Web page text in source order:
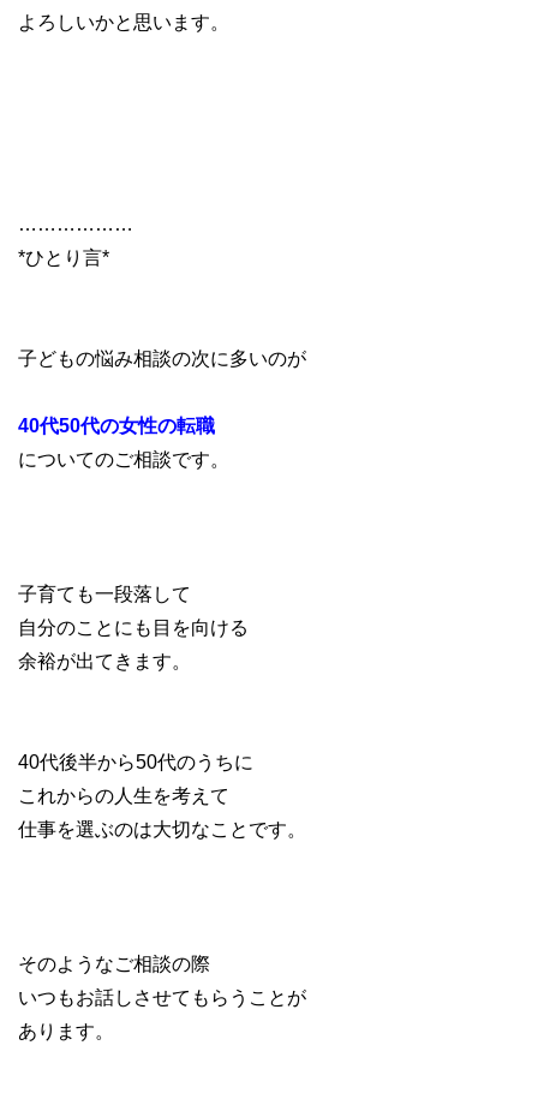
よろしいかと思います。
………………
*ひとり言*
子どもの悩み相談の次に多いのが
40代50代の女性の転職
についてのご相談です。
子育ても一段落して
自分のことにも目を向ける
余裕が出てきます。
40代後半から50代のうちに
これからの人生を考えて
仕事を選ぶのは大切なことです。
そのようなご相談の際
いつもお話しさせてもらうことが
あります。